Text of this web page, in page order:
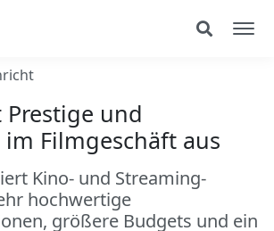
und
im Filmgeschäft aus
Kino- und Streaming-
hochwertige
größere Budgets und ein